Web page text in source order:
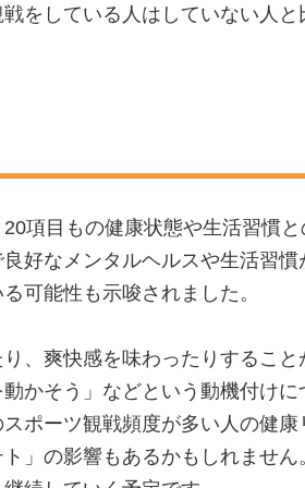
をしている人はしていない人
項目もの健康状態や生活習慣
好なメンタルヘルスや生活習
可能性も示唆されました。
、爽快感を味わったりするこ
かそう」などという動機付け
ポーツ観戦頻度が多い人の健
」の影響もあるかもしれませ